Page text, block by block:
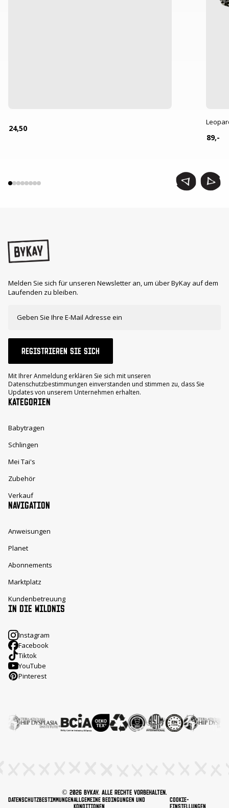
24,50
89,-
Melden Sie sich für unseren Newsletter an, um über ByKay auf dem
Laufenden zu bleiben.
REGISTRIEREN SIE SICH
Mit Ihrer Anmeldung erklären Sie sich mit unseren
Datenschutzbestimmungen einverstanden und stimmen zu, dass Sie
Updates von unserem Unternehmen erhalten.
KATEGORIEN
Babytragen
Schlingen
Mei Tai's
Zubehör
Verkauf
NAVIGATION
Anweisungen
Planet
Abonnements
Marktplatz
Kundenbetreuung
IN DIE WILDNIS
Instagram
Facebook
Tiktok
YouTube
Pinterest
© 2026 ByKay. Alle Rechte vorbehalten.
DatenschutzbestimmungenAllgemeine Bedingungen und
Konditionen
Cookie-
Einstellungen